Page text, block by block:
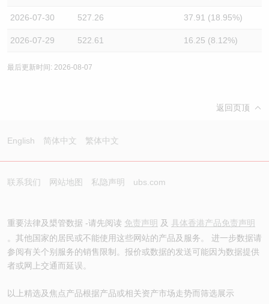
2026-07-30 527.26 37.91 (18.95%)
2026-07-29 522.61 16.25 (8.12%)
最后更新时间: 2026-08-07
返回页顶
English 简体中文 繁体中文
联系我们 网站地图 私隐声明 ubs.com
重要法律及槼管数据 -请先阅读 免责声明 及 具体香港产品免责声明
。其他国家的居民或不能使用这些网站的产品及服务。 进一步数据请
参阅有关个别服务的销售限制。报价或数据的发送可能因为数据提供
者或网上交通而延误。
以上精选及焦点产品根据产品或相关资产市场走势而筛选展示